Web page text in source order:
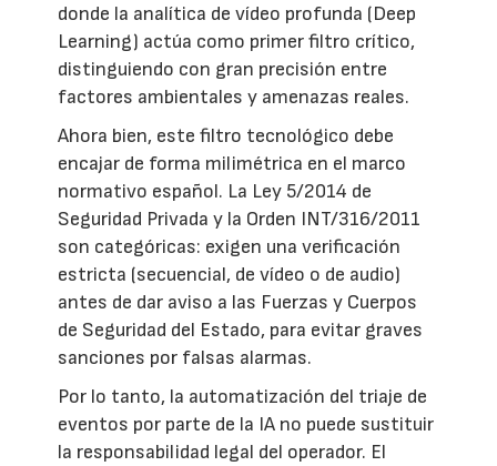
donde la analítica de vídeo profunda (Deep
Learning) actúa como primer filtro crítico,
distinguiendo con gran precisión entre
factores ambientales y amenazas reales.
Ahora bien, este filtro tecnológico debe
encajar de forma milimétrica en el marco
normativo español. La Ley 5/2014 de
Seguridad Privada y la Orden INT/316/2011
son categóricas: exigen una verificación
estricta (secuencial, de vídeo o de audio)
antes de dar aviso a las Fuerzas y Cuerpos
de Seguridad del Estado, para evitar graves
sanciones por falsas alarmas.
Por lo tanto, la automatización del triaje de
eventos por parte de la IA no puede sustituir
la responsabilidad legal del operador. El